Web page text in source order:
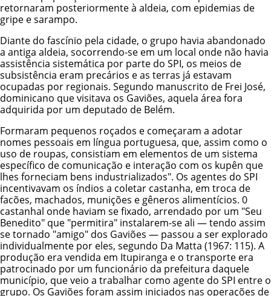
retornaram posteriormente à aldeia, com epidemias de
gripe e sarampo.
Diante do fascínio pela cidade, o grupo havia abandonado
a antiga aldeia, socorrendo-se em um local onde não havia
assistência sistemática por parte do SPI, os meios de
subsistência eram precários e as terras já estavam
ocupadas por regionais. Segundo manuscrito de Frei José,
dominicano que visitava os Gaviões, aquela área fora
adquirida por um deputado de Belém.
Formaram pequenos roçados e começaram a adotar
nomes pessoais em língua portuguesa, que, assim como o
uso de roupas, consistiam em elementos de um sistema
específico de comunicação e interação com os kupên que
lhes forneciam bens industrializados". Os agentes do SPI
incentivavam os índios a coletar castanha, em troca de
facões, machados, munições e gêneros alimentícios. 0
castanhal onde haviam se fixado, arrendado por um "Seu
Benedito" que "permitira" instalarem-se ali — tendo assim
se tornado "amigo" dos Gaviões — passou a ser explorado
individualmente por eles, segundo Da Matta (1967: 115). A
produção era vendida em Itupiranga e o transporte era
patrocinado por um funcionário da prefeitura daquele
município, que veio a trabalhar como agente do SPI entre o
grupo. Os Gaviões foram assim iniciados nas operações de